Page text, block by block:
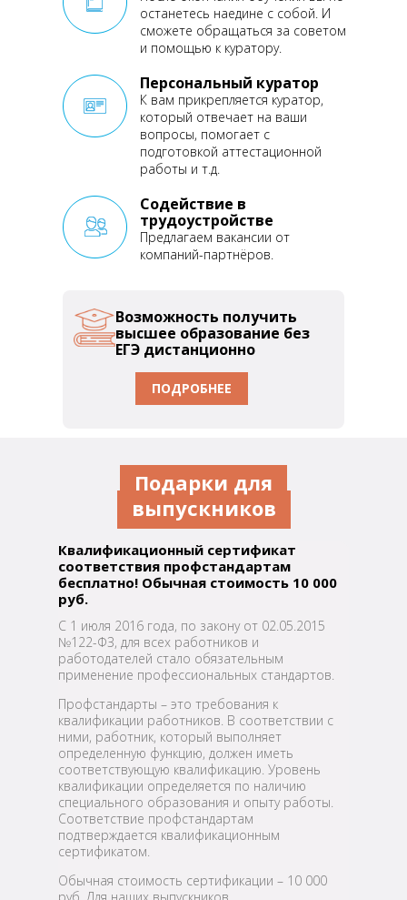
останетесь наедине с собой. И
сможете обращаться за советом
и помощью к куратору.
Персональный куратор
К вам прикрепляется куратор,
который отвечает на ваши
вопросы, помогает с
подготовкой аттестационной
работы и т.д.
Содействие в
трудоустройстве
Предлагаем вакансии от
компаний-партнёров.
Возможность получить
высшее образование без
ЕГЭ дистанционно
ПОДРОБНЕЕ
Подарки для
выпускников
Квалификационный сертификат
соответствия профстандартам
бесплатно! Обычная стоимость 10 000
руб.
С 1 июля 2016 года, по закону от 02.05.2015
№122-ФЗ, для всех работников и
работодателей стало обязательным
применение профессиональных стандартов.
Профстандарты – это требования к
квалификации работников. В соответствии с
ними, работник, который выполняет
определенную функцию, должен иметь
соответствующую квалификацию. Уровень
квалификации определяется по наличию
специального образования и опыту работы.
Соответствие профстандартам
подтверждается квалификационным
сертификатом.
Обычная стоимость сертификации – 10 000